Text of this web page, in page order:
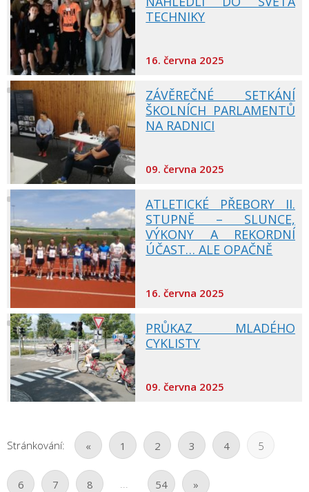
TECHNIKY
16. června 2025
ZÁVĚREČNÉ SETKÁNÍ
ŠKOLNÍCH PARLAMENTŮ
NA RADNICI
09. června 2025
ATLETICKÉ PŘEBORY II.
STUPNĚ – SLUNCE,
VÝKONY A REKORDNÍ
ÚČAST… ALE OPAČNĚ
16. června 2025
PRŮKAZ MLADÉHO
CYKLISTY
09. června 2025
Stránkování: « 1 2 3 4 5
6 7 8 ... 54 »